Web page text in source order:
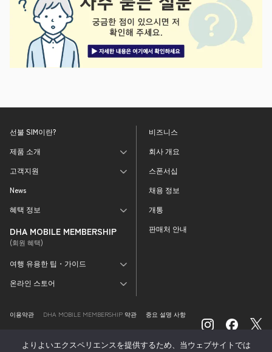
선불 SIM이란?
제품 소개
고객지원
News
혜택 정보
DHA MOBILE MEMBERSHIP
(회원 혜택)
여행 유용한 팁・가이드
온라인 스토어
비즈니스
회사 개요
스폰서십
채용 정보
개통
판매처 안내
이용약관 DHA MOBILE MEMBERSHIP 약관
중요 설명 사항
개인정보처리방침
よりよいエクスペリエンスを提供するため、当ウェブサイトでは